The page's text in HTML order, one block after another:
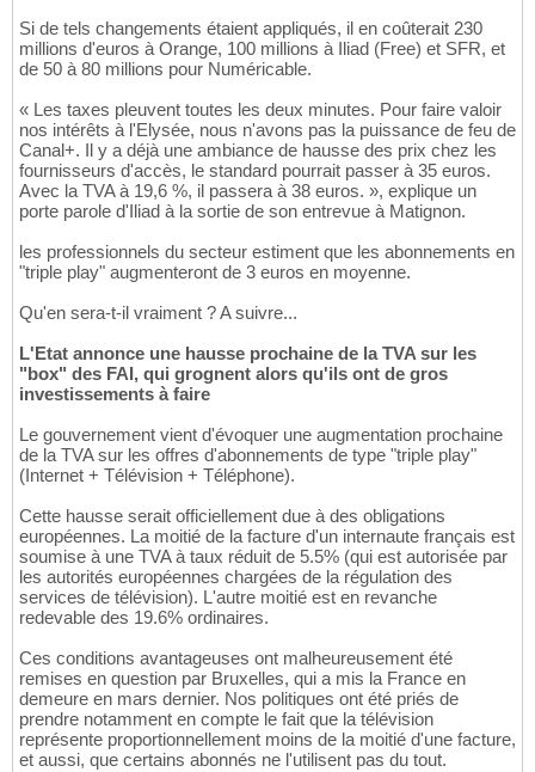
Si de tels changements étaient appliqués, il en coûterait 230
millions d'euros à Orange, 100 millions à Iliad (Free) et SFR, et
de 50 à 80 millions pour Numéricable.
« Les taxes pleuvent toutes les deux minutes. Pour faire valoir
nos intérêts à l'Elysée, nous n'avons pas la puissance de feu de
Canal+. Il y a déjà une ambiance de hausse des prix chez les
fournisseurs d'accès, le standard pourrait passer à 35 euros.
Avec la TVA à 19,6 %, il passera à 38 euros. », explique un
porte parole d'Iliad à la sortie de son entrevue à Matignon.
les professionnels du secteur estiment que les abonnements en
"triple play" augmenteront de 3 euros en moyenne.
Qu'en sera-t-il vraiment ? A suivre...
L'Etat annonce une hausse prochaine de la TVA sur les
"box" des FAI, qui grognent alors qu'ils ont de gros
investissements à faire
Le gouvernement vient d'évoquer une augmentation prochaine
de la TVA sur les offres d'abonnements de type "triple play"
(Internet + Télévision + Téléphone).
Cette hausse serait officiellement due à des obligations
européennes. La moitié de la facture d'un internaute français est
soumise à une TVA à taux réduit de 5.5% (qui est autorisée par
les autorités européennes chargées de la régulation des
services de télévision). L'autre moitié est en revanche
redevable des 19.6% ordinaires.
Ces conditions avantageuses ont malheureusement été
remises en question par Bruxelles, qui a mis la France en
demeure en mars dernier. Nos politiques ont été priés de
prendre notamment en compte le fait que la télévision
représente proportionnellement moins de la moitié d'une facture,
et aussi, que certains abonnés ne l'utilisent pas du tout.